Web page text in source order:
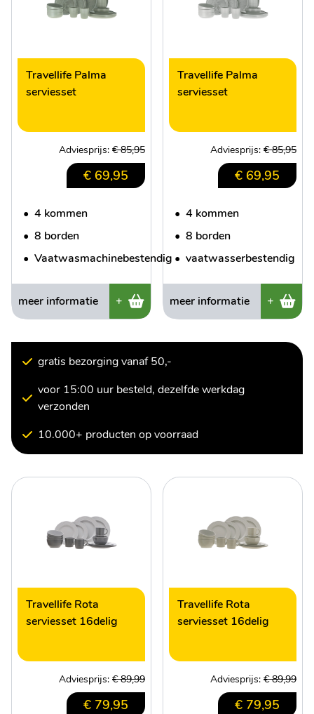
Travellife Palma
serviesset
Adviesprijs: € 85,95
€ 69,95
• 4 kommen
• 8 borden
• Vaatwasmachinebestendig
meer informatie +
Travellife Palma
serviesset
Adviesprijs: € 85,95
€ 69,95
• 4 kommen
• 8 borden
• vaatwasserbestendig
meer informatie +
gratis bezorging vanaf 50,-
voor 15:00 uur besteld, dezelfde werkdag
verzonden
10.000+ producten op voorraad
Travellife Rota
serviesset 16delig
Adviesprijs: € 89,99
€ 79,95
Travellife Rota
serviesset 16delig
Adviesprijs: € 89,99
€ 79,95